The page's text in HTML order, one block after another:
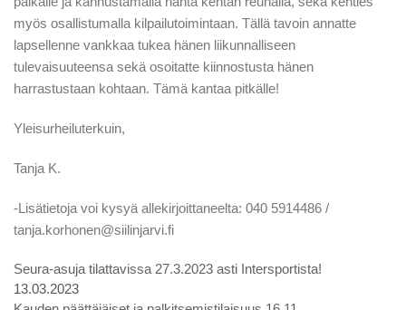
myös osallistumalla kilpailutoimintaan. Tällä tavoin annatte
lapsellenne vankkaa tukea hänen liikunnalliseen
tulevaisuuteensa sekä osoitatte kiinnostusta hänen
harrastustaan kohtaan. Tämä kantaa pitkälle!
Yleisurheiluterkuin,
Tanja K.
-Lisätietoja voi kysyä allekirjoittaneelta: 040 5914486 /
tanja.korhonen@siilinjarvi.fi
Seura-asuja tilattavissa 27.3.2023 asti Intersportista!
13.03.2023